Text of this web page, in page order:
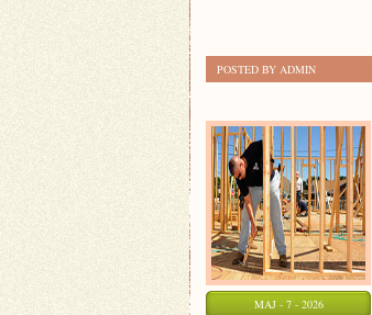
POSTED BY ADMIN
MAJ - 7 - 2026